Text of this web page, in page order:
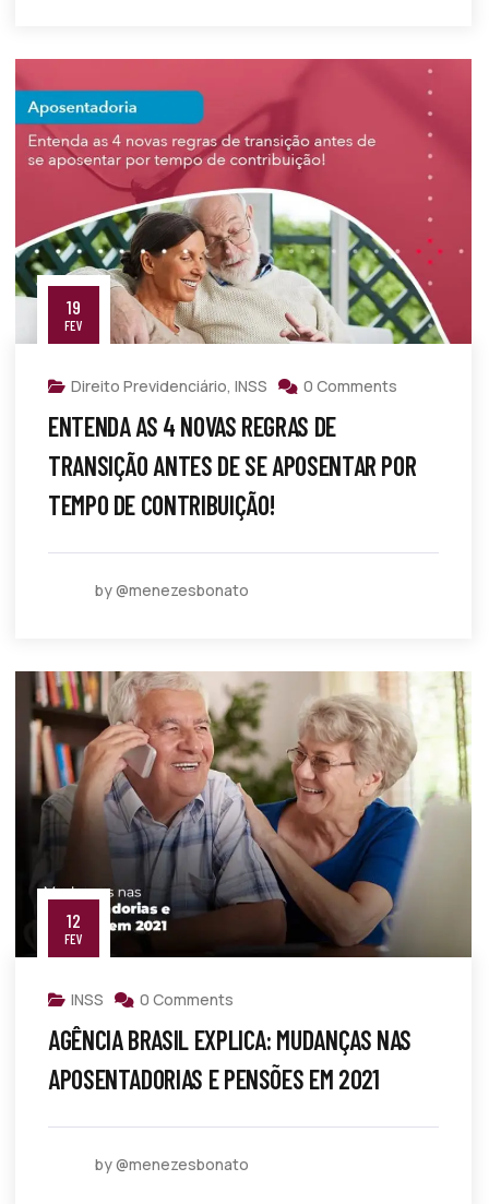
19
FEV
Direito Previdenciário, INSS 0 Comments
ENTENDA AS 4 NOVAS REGRAS DE
TRANSIÇÃO ANTES DE SE APOSENTAR POR
TEMPO DE CONTRIBUIÇÃO!
by @menezesbonato
12
FEV
INSS 0 Comments
AGÊNCIA BRASIL EXPLICA: MUDANÇAS NAS
APOSENTADORIAS E PENSÕES EM 2021
by @menezesbonato